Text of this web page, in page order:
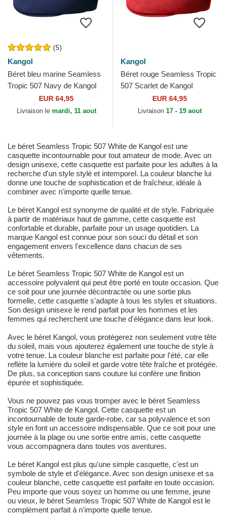
(5)
Kangol
Béret bleu marine Seamless
Tropic 507 Navy de Kangol
EUR 64,95
Livraison le mardi, 11 aout
Kangol
Béret rouge Seamless Tropic
507 Scarlet de Kangol
EUR 64,95
Livraison 17 - 19 aout
Le béret Seamless Tropic 507 White de Kangol est une
casquette incontournable pour tout amateur de mode. Avec un
design unisexe, cette casquette est parfaite pour les adultes à la
recherche d'un style stylé et intemporel. La couleur blanche lui
donne une touche de sophistication et de fraîcheur, idéale à
combiner avec n'importe quelle tenue.
Le béret Kangol est synonyme de qualité et de style. Fabriquée
à partir de matériaux haut de gamme, cette casquette est
confortable et durable, parfaite pour un usage quotidien. La
marque Kangol est connue pour son souci du détail et son
engagement envers l'excellence dans chacun de ses
vêtements.
Le béret Seamless Tropic 507 White de Kangol est un
accessoire polyvalent qui peut être porté en toute occasion. Que
ce soit pour une journée décontractée ou une sortie plus
formelle, cette casquette s'adapte à tous les styles et situations.
Son design unisexe le rend parfait pour les hommes et les
femmes qui recherchent une touche d'élégance dans leur look.
Avec le béret Kangol, vous protégerez non seulement votre tête
du soleil, mais vous ajouterez également une touche de style à
votre tenue. La couleur blanche est parfaite pour l'été, car elle
reflète la lumière du soleil et garde votre tête fraîche et protégée.
De plus, sa conception sans couture lui confère une finition
épurée et sophistiquée.
Vous ne pouvez pas vous tromper avec le béret Seamless
Tropic 507 White de Kangol. Cette casquette est un
incontournable de toute garde-robe, car sa polyvalence et son
style en font un accessoire indispensable. Que ce soit pour une
journée à la plage ou une sortie entre amis, cette casquette
vous accompagnera dans toutes vos aventures.
Le béret Kangol est plus qu'une simple casquette, c'est un
symbole de style et d'élégance. Avec son design unisexe et sa
couleur blanche, cette casquette est parfaite en toute occasion.
Peu importe que vous soyez un homme ou une femme, jeune
ou vieux, le béret Seamless Tropic 507 White de Kangol est le
complément parfait à n'importe quelle tenue.